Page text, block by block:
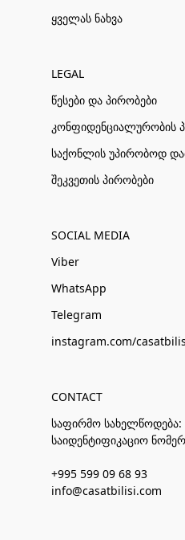
ყველას ნახვა
LEGAL
წესები და პირობები
შეკვეთის პირობები
SOCIAL MEDIA
Viber
WhatsApp
Telegram
instagram.com/
CONTACT
საფირმო სახელწოდება:
საიდენტიფიკაციო
+995 599 09 68 93
info@casatbilisi.com